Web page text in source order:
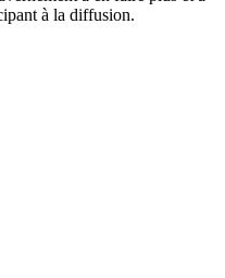
à la diffusion.